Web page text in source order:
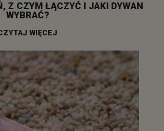
Z CZYM ŁĄCZYĆ I JAKI DYWAN
WYBRAĆ?
WIĘCEJ